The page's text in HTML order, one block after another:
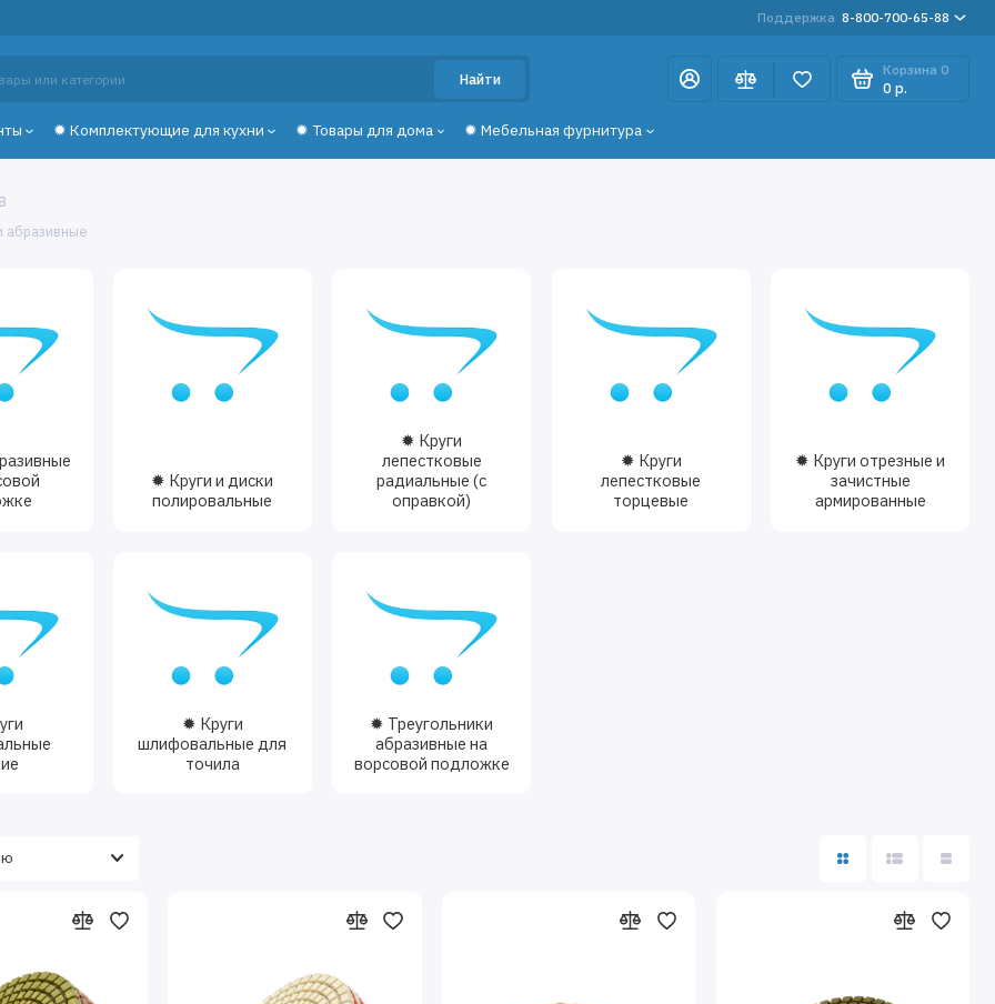
Поддержка 8-800-700-65-88
Найти
Корзина 0
0 р.
✹ Комплектующие для кухни ✹ Товары для дома ✹ Мебельная фурнитура
абразивные
✹ Круги и диски
полировальные
✹ Круги
лепестковые
радиальные (с
оправкой)
✹ Круги
лепестковые
торцевые
✹ Круги отрезные и
зачистные
армированные
✹ Круги
шлифовальные для
точила
✹ Треугольники
абразивные на
ворсовой подложке